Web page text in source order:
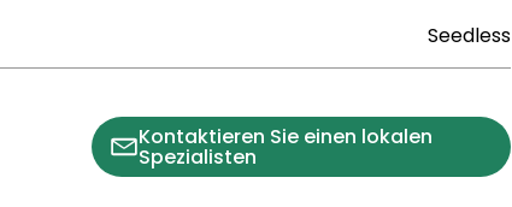
Seedless
Kontaktieren Sie einen lokalen
Spezialisten